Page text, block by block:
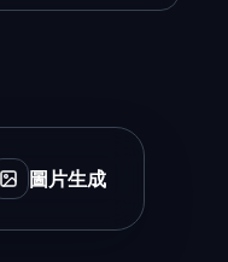
圖片生成